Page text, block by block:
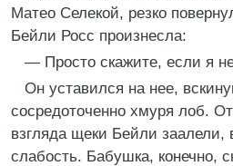
Матео Селекой, резко
Бейли Росс произнесла:
— Просто скажите, если я
Он уставился на нее,
сосредоточенно хмуря лоб. От
взгляда щеки Бейли заалели,
слабость. Бабушка, конечно,